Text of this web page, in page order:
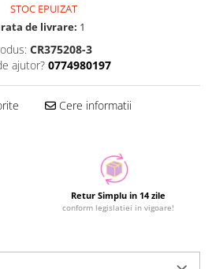
STOC EPUIZAT
de livrare: 1
CR375208-3
ajutor? 0774980197
Cere informatii
Retur Simplu in 14 zile
conform legislatiei in vigoare!